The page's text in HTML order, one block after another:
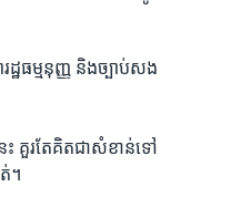
ឋ​ធម្មនុញ្ញ​ និង​ច្បាប់​សង​
គួរតែ​គិត​ជា​សំខាន់​ទៅ​
។